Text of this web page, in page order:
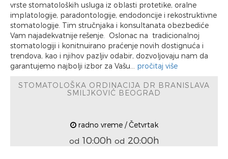
vrste stomatoloških usluga iz oblasti protetike, oralne
implatologije, paradontologije, endodoncije i rekostruktivne
stomatologije. Tim stručnjaka i konsultanata obezbediće
Vam najadekvatnije rešenje. Oslonac na tradicionalnoj
stomatologiji i konitnuirano praćenje novih dostignuća i
trendova, kao i njihov pazljiv odabir, dozvoljovaju nam da
garantujemo najbolji izbor za Vašu... pročitaj više
STOMATOLOŠKA ORDINACIJA DR BRANISLAVA
SMILJKOVIĆ BEOGRAD
radno vreme / Četvrtak
od 10:00h od 20:00h